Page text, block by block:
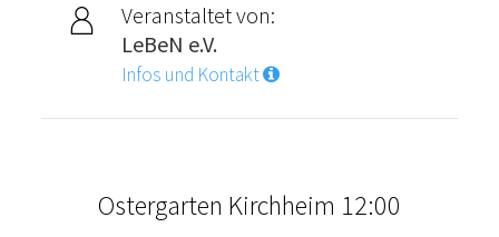
Veranstaltet von:
LeBeN e.V.
Infos und Kontakt
Ostergarten Kirchheim 12:00